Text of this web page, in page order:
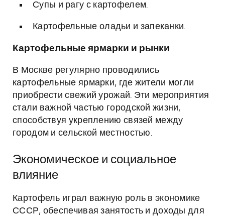
Супы и рагу с картофелем.
Картофельные оладьи и запеканки.
Картофельные ярмарки и рынки
В Москве регулярно проводились
картофельные ярмарки, где жители могли
приобрести свежий урожай. Эти мероприятия
стали важной частью городской жизни,
способствуя укреплению связей между
городом и сельской местностью.
Экономическое и социальное
влияние
Картофель играл важную роль в экономике
СССР, обеспечивая занятость и доходы для